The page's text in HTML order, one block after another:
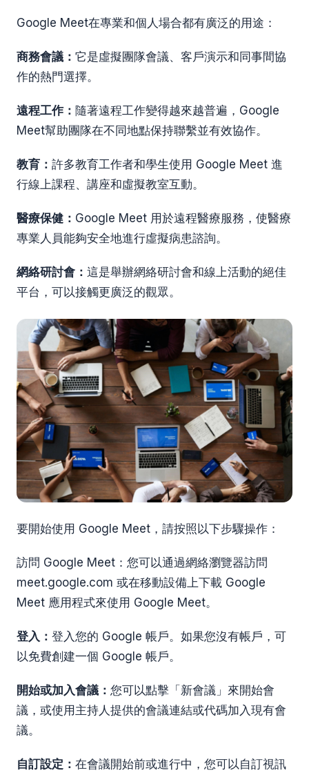
Google Meet在專業和個人場合都有廣泛的用途：
商務會議： 它是虛擬團隊會議、客戶演示和同事間協
作的熱門選擇。
遠程工作： 隨著遠程工作變得越來越普遍，Google
Meet幫助團隊在不同地點保持聯繫並有效協作。
教育： 許多教育工作者和學生使用 Google Meet 進
行線上課程、講座和虛擬教室互動。
醫療保健： Google Meet 用於遠程醫療服務，使醫療
專業人員能夠安全地進行虛擬病患諮詢。
網絡研討會： 這是舉辦網絡研討會和線上活動的絕佳
平台，可以接觸更廣泛的觀眾。
要開始使用 Google Meet，請按照以下步驟操作：
訪問 Google Meet：您可以通過網絡瀏覽器訪問
meet.google.com 或在移動設備上下載 Google
Meet 應用程式來使用 Google Meet。
登入： 登入您的 Google 帳戶。如果您沒有帳戶，可
以免費創建一個 Google 帳戶。
開始或加入會議： 您可以點擊「新會議」來開始會
議，或使用主持人提供的會議連結或代碼加入現有會
議。
自訂設定： 在會議開始前或進行中，您可以自訂視訊